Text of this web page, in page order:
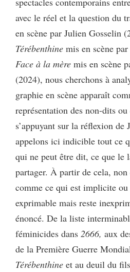
avec le réel et la question du
en scène par Julien Gosselin
Térébenthine mis en scène
Face à la mère mis en scène
(2024), nous cherchons à
graphie en scène apparaît
représentation des non-dits
s’appuyant sur la réflexion de
appelons ici indicible tout ce
qui ne peut être dit, ce que le
partager. À partir de cela,
comme ce qui est implicite ou
exprimable mais reste
énoncé. De la liste
féminicides dans 2666, aux
de la Première Guerre
Térébenthine et au deuil du